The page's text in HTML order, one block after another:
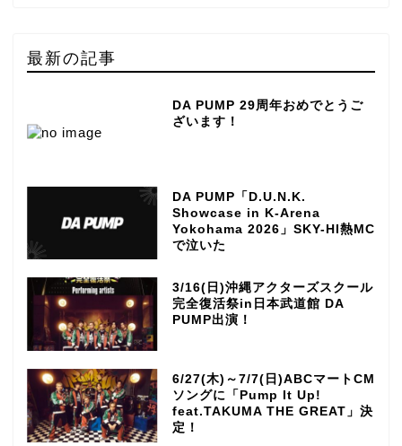
最新の記事
DA PUMP 29周年おめでとうご
ざいます！
DA PUMP「D.U.N.K.
Showcase in K-Arena
Yokohama 2026」SKY-HI熱MC
で泣いた
3/16(日)沖縄アクターズスクール
完全復活祭in日本武道館 DA
PUMP出演！
6/27(木)～7/7(日)ABCマートCM
ソングに「Pump It Up!
feat.TAKUMA THE GREAT」決
定！